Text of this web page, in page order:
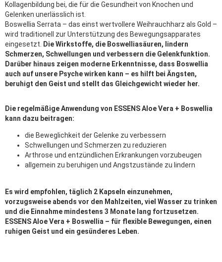
Kollagenbildung bei, die für die Gesundheit von Knochen und
Gelenken unerlässlich ist.
Boswellia Serrata – das einst wertvollere Weihrauchharz als Gold –
wird traditionell zur Unterstützung des Bewegungsapparates
eingesetzt.
Die Wirkstoffe, die Boswelliasäuren, lindern
Schmerzen, Schwellungen und verbessern die Gelenkfunktion.
Darüber hinaus zeigen moderne Erkenntnisse, dass Boswellia
auch auf unsere Psyche wirken kann – es hilft bei Ängsten,
beruhigt den Geist und stellt das Gleichgewicht wieder her.
Die regelmäßige Anwendung von ESSENS Aloe Vera + Boswellia
kann dazu beitragen:
die Beweglichkeit der Gelenke zu verbessern
Schwellungen und Schmerzen zu reduzieren
Arthrose und entzündlichen Erkrankungen vorzubeugen
allgemein zu beruhigen und Angstzustände zu lindern
Es wird empfohlen, täglich 2 Kapseln einzunehmen,
vorzugsweise abends vor den Mahlzeiten, viel Wasser zu trinken
und die Einnahme mindestens 3 Monate lang fortzusetzen.
ESSENS Aloe Vera + Boswellia – für flexible Bewegungen, einen
ruhigen Geist und ein gesünderes Leben.